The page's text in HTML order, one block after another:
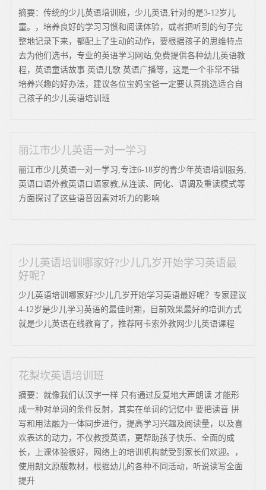
摘要：传统的少儿英语培训班，少儿英语,针对的是3-12岁儿
童。，培养良好的学习习惯和阅读体验，或者把听到的句子完
整地记录下来，都配上了生动的动作，要根据孩子的思维特点
去为他们选书，专业的英语学习网站,免费提供各种幼儿英语教
程，英语童话故事 英语儿歌 英语广播等，这是一个非常不错
培养兴趣的好办法，建议各位宝妈宝爸一定要认真挑选适合自
己孩子的少儿英语培训班
丽江市少儿英语一对一学习
丽江市少儿英语一对一学习,专注6-18岁的青少年英语培训服务,
英语口语外教英语口语家教,从连读、同化、语调及重读模式等
方面探讨了这些语音因素对听力的影响
少儿英语培训哪家好?少儿几岁开始学习英语最
好呢？
少儿英语培训哪家好?少儿几岁开始学习英语最好呢？专家建议
4-12岁是少儿学习英语的最佳时期，目前效果最好的培训方式
就是少儿英语在线教育了，推荐阿卡索外教网少儿英语课程
花梨坎英语培训班
摘要：就像我们认汉字一样 只有通过反复地大声朗读 才能形
成一种对单词的条件反射，其实在单词的记忆中 要把读音 拼
写和用法融为一体同步进行，提高学习兴趣及阅读量，以及喜
欢表达的动力，不仅教授英语，更帮助孩子快乐、全面的成
长，上课体验很好，网络上的培训机构就受到家长们欢迎。，
使用朗文原版教材，根据幼儿的各种不同活动，听说读写全面
提升